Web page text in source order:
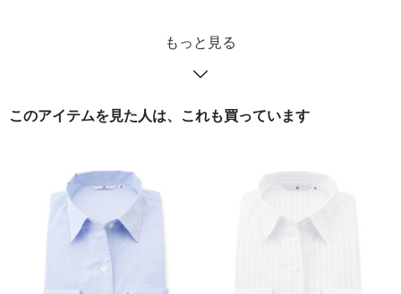
もっと見る
このアイテムを見た人は、これも買っています